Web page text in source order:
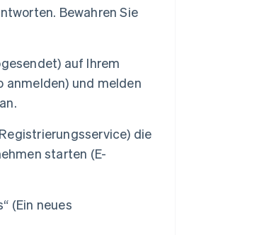
Bewahren Sie
auf Ihrem
anmelden) und melden
die
starten (E-
(Ein neues